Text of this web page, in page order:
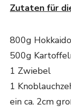
Zutaten für
800g
500g
1 Zwiebel
1
ein ca. 2cm